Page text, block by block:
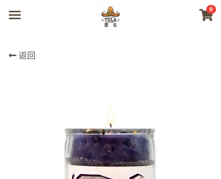
0
商城
返回
×
商品分类
所有商品分类